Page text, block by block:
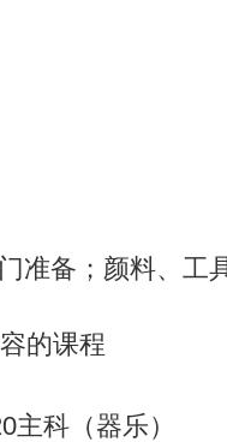
准备；颜料、工
的课程
科（器乐）